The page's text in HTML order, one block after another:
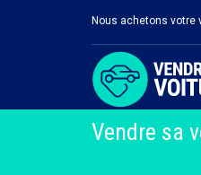
Nous achetons votre
Vendre sa